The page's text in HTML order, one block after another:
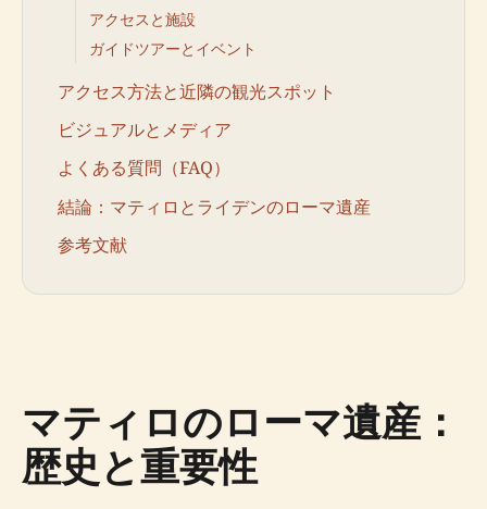
アクセスと施設
ガイドツアーとイベント
アクセス方法と近隣の観光スポット
ビジュアルとメディア
よくある質問（FAQ）
結論：マティロとライデンのローマ遺産
参考文献
マティロのローマ遺産：
歴史と重要性